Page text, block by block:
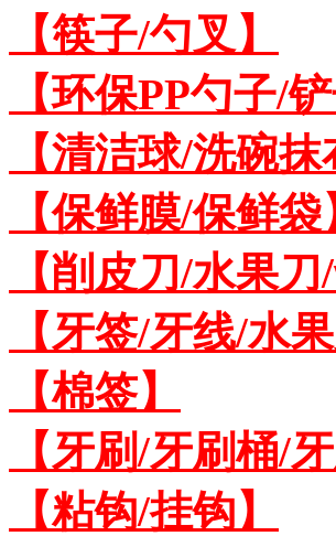
【筷子/勺叉】
【环保PP勺子/铲
【清洁球/洗碗抹
【保鲜膜/保鲜袋
【削皮刀/水果
【牙签/牙线/水果
【棉签】
【牙刷/牙刷桶/
【粘钩/挂钩】